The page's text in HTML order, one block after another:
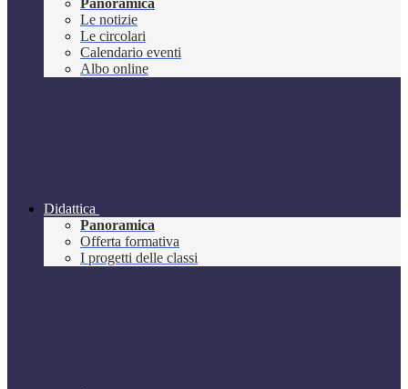
Panoramica
Le notizie
Le circolari
Calendario eventi
Albo online
Didattica
Panoramica
Offerta formativa
I progetti delle classi